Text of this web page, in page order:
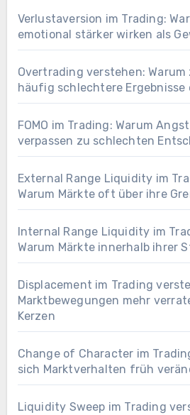
Verlustaversion im Trading:
emotional stärker wirken als
Overtrading verstehen: Warum
häufig schlechtere Ergebnisse
FOMO im Trading: Warum
verpassen zu schlechten
External Range Liquidity im
Warum Märkte oft über ihre
Internal Range Liquidity im
Warum Märkte innerhalb ihrer
Displacement im Trading
Marktbewegungen mehr
Kerzen
Change of Character im
sich Marktverhalten früh
Liquidity Sweep im Trading